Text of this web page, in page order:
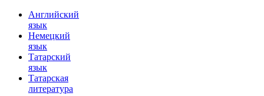
Английский
язык
Немецкий
язык
Татарский
язык
Татарская
литература